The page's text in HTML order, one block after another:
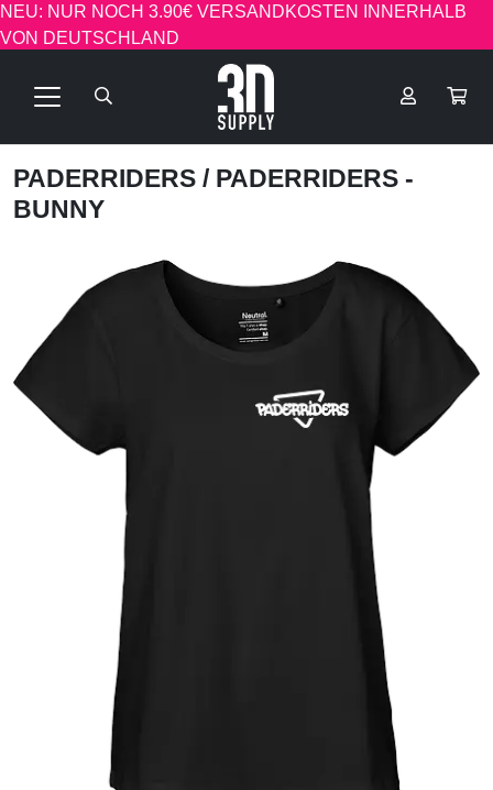
NEU: NUR NOCH 3.90€ VERSANDKOSTEN INNERHALB
VON DEUTSCHLAND
PADERRIDERS / PADERRIDERS -
BUNNY